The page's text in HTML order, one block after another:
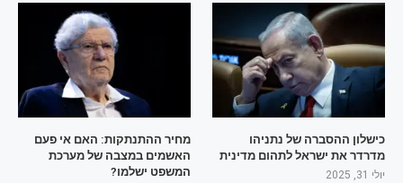
כישלון ההסברה של נתניהו
מדרדר את ישראל לתהום מדינית
יולי 31, 2025
מחיר ההתנתקות: האם אי פעם
האשמים במצבה של מערכת
המשפט ישלמו?